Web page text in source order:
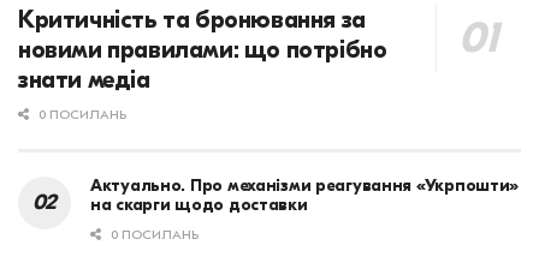
Критичність та бронювання за
новими правилами: що потрібно
знати медіа
0 ПОСИЛАНЬ
Актуально. Про механізми реагування «Укрпошти»
на скарги щодо доставки
0 ПОСИЛАНЬ